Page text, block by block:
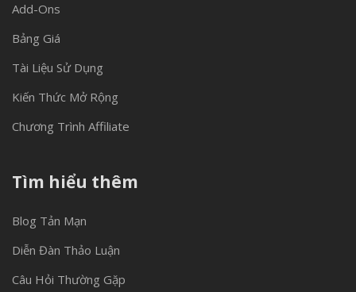
Add-Ons
Bảng Giá
Tài Liệu Sử Dụng
Kiến Thức Mở Rộng
Chương Trình Affiliate
Tìm hiểu thêm
Blog Tản Mạn
Diễn Đàn Thảo Luận
Câu Hỏi Thường Gặp